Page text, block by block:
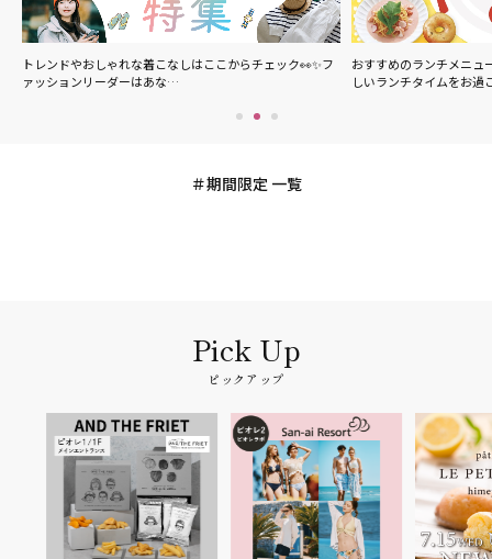
トレンドやおしゃれな着こなしはここからチェック👀✨フ
ァッションリーダーはあな…
おすすめのランチメニュ
しいランチタイムをお
期間限定 一覧
ピックアップ